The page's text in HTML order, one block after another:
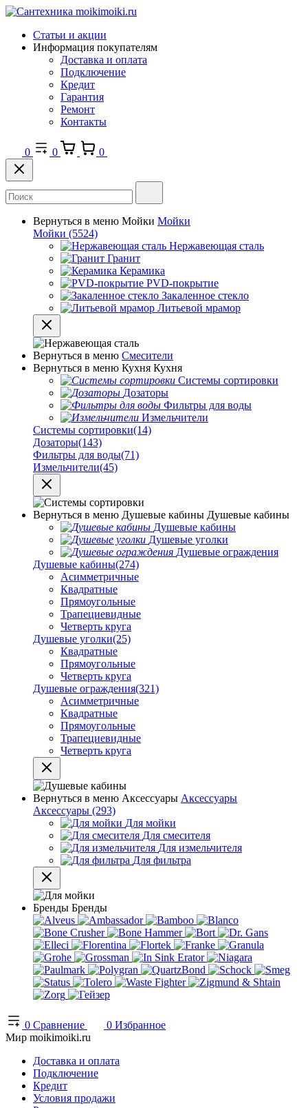
Статьи и акции
Информация покупателям
Доставка и оплата
Подключение
Кредит
Гарантия
Ремонт
Контакты
0 0 0
Вернуться в меню Мойки Мойки
Мойки (5524)
Нержавеющая сталь
Гранит
Керамика
PVD-покрытие
Закаленное стекло
Литьевой мрамор
Вернуться в меню Смесители
Вернуться в меню Кухня Кухня
Системы сортировки
Дозаторы
Фильтры для воды
Измельчители
Системы сортировки(14)
Дозаторы(143)
Фильтры для воды(71)
Измельчители(45)
Вернуться в меню Душевые кабины Душевые кабины
Душевые кабины
Душевые уголки
Душевые ограждения
Душевые кабины(274)
Асимметричные
Квадратные
Прямоугольные
Трапециевидные
Четверть круга
Душевые уголки(25)
Квадратные
Прямоугольные
Четверть круга
Душевые ограждения(321)
Асимметричные
Квадратные
Прямоугольные
Трапециевидные
Четверть круга
Вернуться в меню Аксессуары Аксессуары
Аксессуары (293)
Для мойки
Для смесителя
Для измельчителя
Для фильтра
Бренды Бренды
0 Сравнение 0 Избранное
Мир moikimoiki.ru
Доставка и оплата
Подключение
Кредит
Условия продажи